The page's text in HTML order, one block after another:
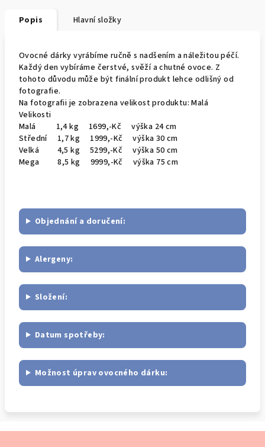
Popis Hlavní složky
Ovocné dárky vyrábíme ručně s nadšením a náležitou péčí.
Každý den vybíráme čerstvé, svěží a chutné ovoce. Z
tohoto důvodu může být finální produkt lehce odlišný od
fotografie.
Na fotografii je zobrazena velikost produktu: Malá
Velikosti
Malá 1,4 kg 1699,-Kč výška 24 cm
Střední 1,7 kg 1999,-Kč výška 30 cm
Velká 4,5 kg 5299,-Kč výška 50 cm
Mega 8,5 kg 9999,-Kč výška 75 cm
Objednání a doručení:
Alergeny:
Složení:
Datum spotřeby:
Možnost úprav ovocného dárku: